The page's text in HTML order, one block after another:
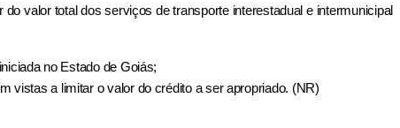
valor total dos serviços de transporte interestadual e intermunicipal
no Estado de Goiás;
vistas a limitar o valor do crédito a ser apropriado. (NR)